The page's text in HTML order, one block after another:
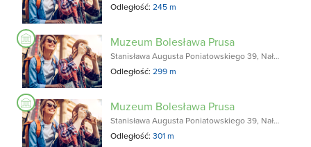
Odległość:245 m
Muzeum Bolesława Prusa
Stanisława Augusta Poniatowskiego 39, Nałęczów
Odległość:299 m
Muzeum Bolesława Prusa
Stanisława Augusta Poniatowskiego 39, Nałęczów
Odległość:301 m